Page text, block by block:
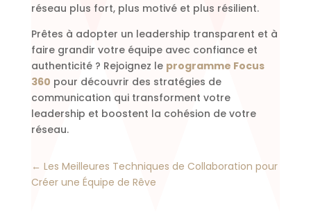
réseau plus fort, plus motivé et plus résilient.
Prêtes à adopter un leadership transparent et à
faire grandir votre équipe avec confiance et
authenticité ? Rejoignez le programme Focus
360 pour découvrir des stratégies de
communication qui transforment votre
leadership et boostent la cohésion de votre
réseau.
← Les Meilleures Techniques de Collaboration pour
Créer une Équipe de Rêve